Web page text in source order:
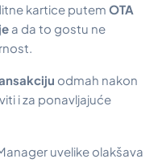
kartice putem OTA
a da to gostu ne
odmah nakon
i za ponavljajuće
uvelike olakšava